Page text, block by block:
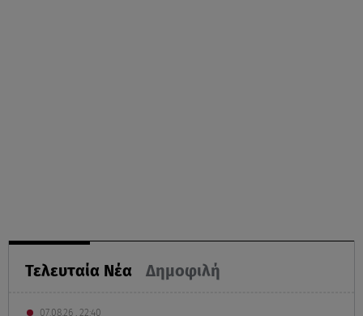
Τελευταία Νέα Δημοφιλή
07.08.26 , 22:40